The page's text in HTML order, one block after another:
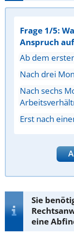
Frage 1/5:
Anspruch
Ab dem
Nach drei
Nach sechs
Erst nach
Sie
eine